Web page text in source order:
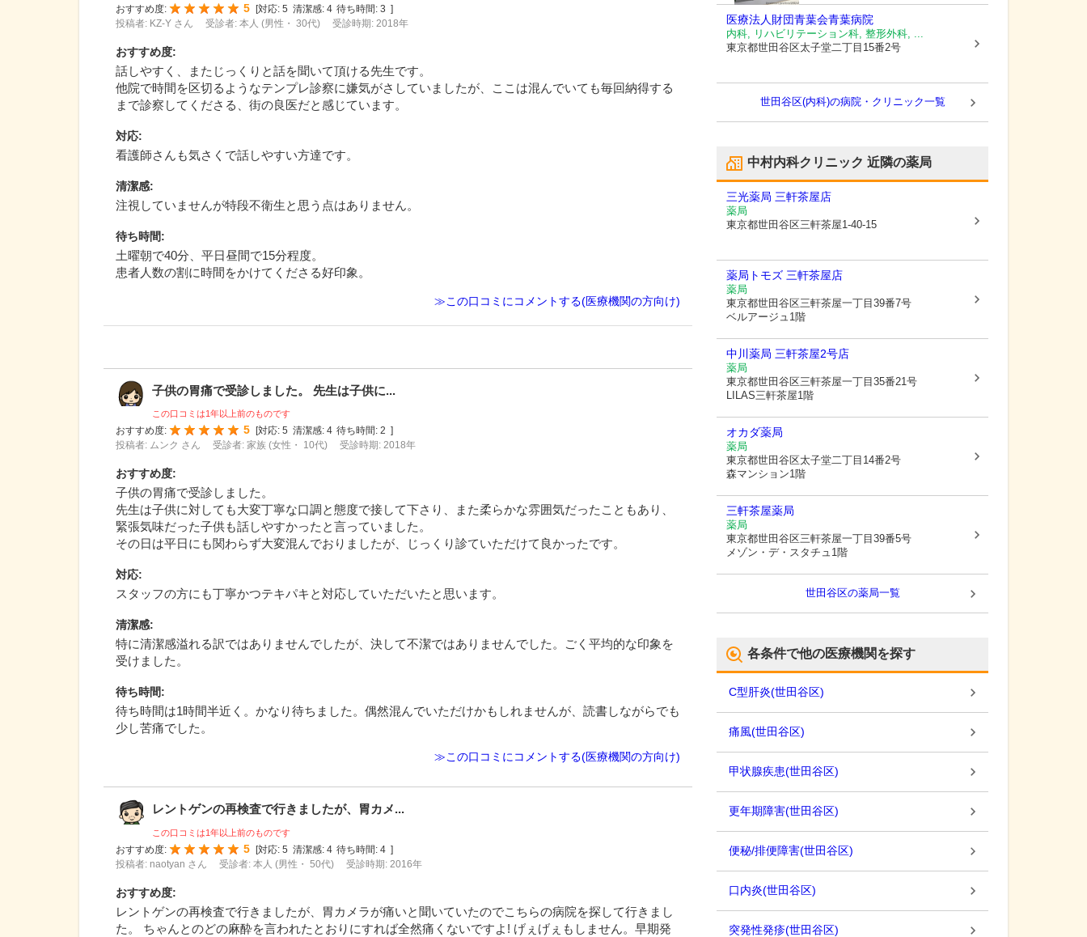
おすすめ度:
5 [対応: 5 清潔感: 4 待ち時間: 3 ]
投稿者: KZ-Y さん
受診者: 本人 (男性・ 30代) 受診時期: 2018年
おすすめ度:
話しやすく、またじっくりと話を聞いて頂ける先生です。
他院で時間を区切るようなテンプレ診察に嫌気がさしていましたが、ここは混んでいても毎回納得する
まで診察してくださる、街の良医だと感じています。
対応:
看護師さんも気さくで話しやすい方達です。
清潔感:
注視していませんが特段不衛生と思う点はありません。
待ち時間:
土曜朝で40分、平日昼間で15分程度。
患者人数の割に時間をかけてくださる好印象。
≫この口コミにコメントする(医療機関の方向け)
子供の胃痛で受診しました。 先生は子供に...
この口コミは1年以上前のものです
おすすめ度:
5 対応: 5 清潔感: 4 待ち時間: 2
投稿者: ムンク さん
受診者: 家族 (女性・ 10代) 受診時期: 2018年
おすすめ度:
子供の胃痛で受診しました。
先生は子供に対しても大変丁寧な口調と態度で接して下さり、また柔らかな雰囲気だったこともあり、
緊張気味だった子供も話しやすかったと言っていました。
その日は平日にも関わらず大変混んでおりましたが、じっくり診ていただけて良かったです。
対応:
スタッフの方にも丁寧かつテキパキと対応していただいたと思います。
清潔感:
特に清潔感溢れる訳ではありませんでしたが、決して不潔ではありませんでした。ごく平均的な印象を
受けました。
待ち時間:
待ち時間は1時間半近く。かなり待ちました。偶然混んでいただけかもしれませんが、読書しながらでも
少し苦痛でした。
≫この口コミにコメントする(医療機関の方向け)
レントゲンの再検査で行きましたが、胃カメ...
この口コミは1年以上前のものです
おすすめ度:
5 [対応: 5 清潔感: 4 待ち時間: 4 ]
投稿者: naotyan さん
受診者: 本人 (男性・ 50代) 受診時期: 2016年
おすすめ度:
レントゲンの再検査で行きましたが、胃カメラが痛いと聞いていたのでこちらの病院を探して行きまし
た。 ちゃんとのどの麻酔を言われたとおりにすれば全然痛くないですよ! げぇげぇもしません。早期発
医療法人財団青葉会青葉病院
内科, リハビリテーション科, 整形外科, ...
東京都世田谷区太子堂二丁目15番2号
世田谷区(内科)の病院・クリニック一覧
中村内科クリニック 近隣の薬局
三光薬局 三軒茶屋店
薬局
東京都世田谷区三軒茶屋1-40-15
薬局トモズ 三軒茶屋店
薬局
東京都世田谷区三軒茶屋一丁目39番7号
ベルアージュ1階
中川薬局 三軒茶屋2号店
薬局
東京都世田谷区三軒茶屋一丁目35番21号
LILAS三軒茶屋1階
オカダ薬局
薬局
東京都世田谷区太子堂二丁目14番2号
森マンション1階
三軒茶屋薬局
薬局
東京都世田谷区三軒茶屋一丁目39番5号
メゾン・デ・スタチュ1階
世田谷区の薬局一覧
各条件で他の医療機関を探す
C型肝炎(世田谷区)
痛風(世田谷区)
甲状腺疾患(世田谷区)
更年期障害(世田谷区)
便秘/排便障害(世田谷区)
口内炎(世田谷区)
突発性発疹(世田谷区)